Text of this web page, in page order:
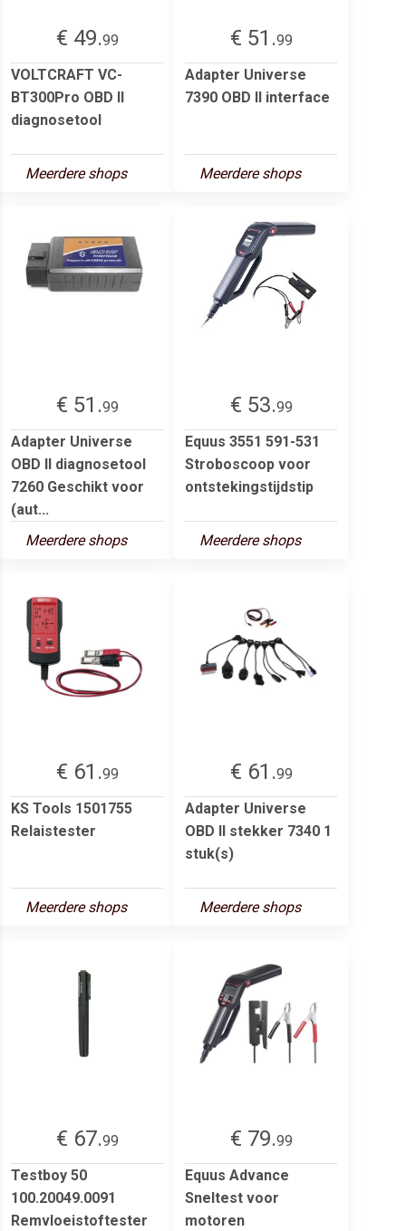
€ 49.99
VOLTCRAFT VC-
BT300Pro OBD II
diagnosetool
Meerdere shops
€ 51.99
Adapter Universe
7390 OBD II interface
Meerdere shops
€ 51.99
Adapter Universe
OBD II diagnosetool
7260 Geschikt voor
(aut...
Meerdere shops
€ 53.99
Equus 3551 591-531
Stroboscoop voor
ontstekingstijdstip
Meerdere shops
€ 61.99
KS Tools 1501755
Relaistester
Meerdere shops
€ 61.99
Adapter Universe
OBD II stekker 7340 1
stuk(s)
Meerdere shops
€ 67.99
Testboy 50
100.20049.0091
Remvloeistoftester
€ 79.99
Equus Advance
Sneltest voor
motoren